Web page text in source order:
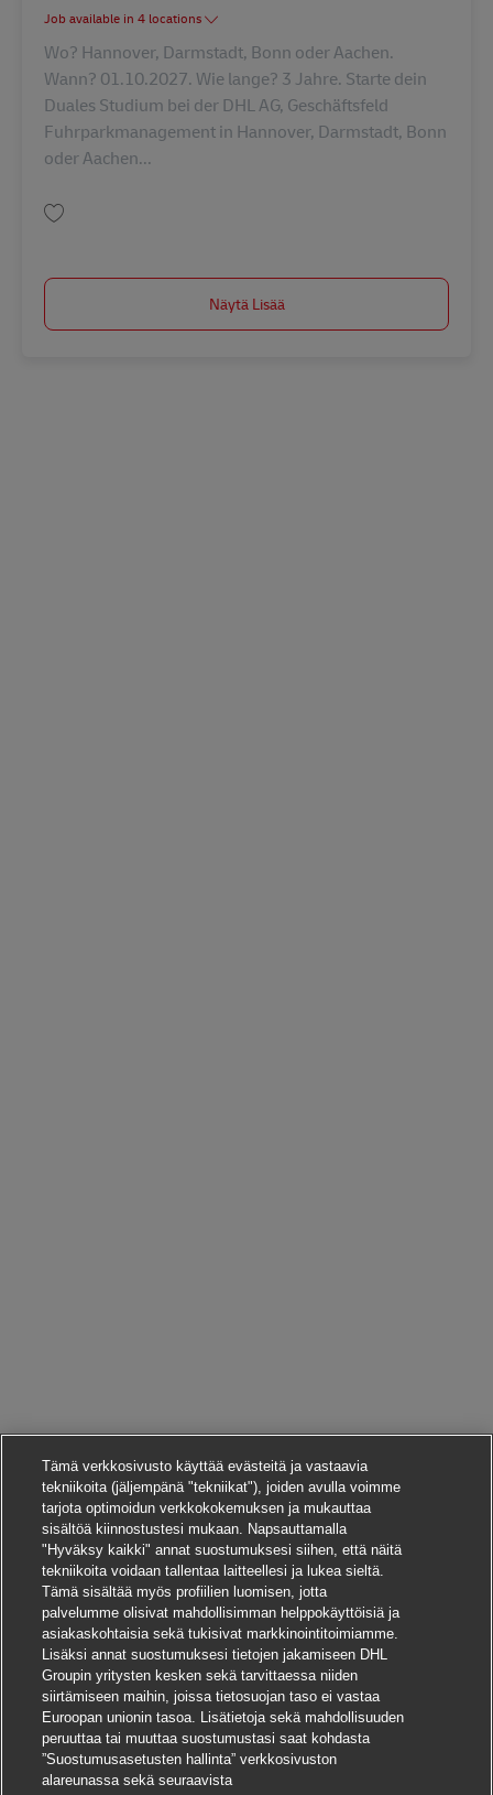
Hae tätä työpaikkaa
Job available in 4 locations
Wo? Hannover, Darmstadt, Bonn oder Aachen.
Wann? 01.10.2027. Wie lange? 3 Jahre. Starte dein
Duales Studium bei der DHL AG, Geschäftsfeld
Fuhrparkmanagement in Hannover, Darmstadt, Bonn
oder Aachen...
Näytä Lisää
Tämä verkkosivusto käyttää evästeitä ja vastaavia
tekniikoita (jäljempänä "tekniikat"), joiden avulla voimme
tarjota optimoidun verkkokokemuksen ja mukauttaa
sisältöä kiinnostustesi mukaan. Napsauttamalla
"Hyväksy kaikki" annat suostumuksesi siihen, että näitä
tekniikoita voidaan tallentaa laitteellesi ja lukea sieltä.
Tämä sisältää myös profiilien luomisen, jotta
palvelumme olisivat mahdollisimman helppokäyttöisiä ja
asiakaskohtaisia sekä tukisivat markkinointitoimiamme.
Lisäksi annat suostumuksesi tietojen jakamiseen DHL
Groupin yritysten kesken sekä tarvittaessa niiden
siirtämiseen maihin, joissa tietosuojan taso ei vastaa
Euroopan unionin tasoa. Lisätietoja sekä mahdollisuuden
peruuttaa tai muuttaa suostumustasi saat kohdasta
”Suostumusasetusten hallinta” verkkosivuston
alareunassa sekä seuraavista